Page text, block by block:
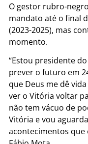
O gestor rubro-
mandato até o final
(2023-2025), mas
momento.
“Estou presidente
prever o futuro em
que Deus me dê
ver o Vitória voltar
não tem vácuo de
Vitória e vou
acontecimentos que